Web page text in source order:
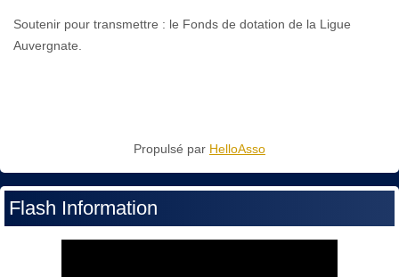
Soutenir pour transmettre : le Fonds de dotation de la Ligue
Auvergnate.
Propulsé par HelloAsso
Flash Information